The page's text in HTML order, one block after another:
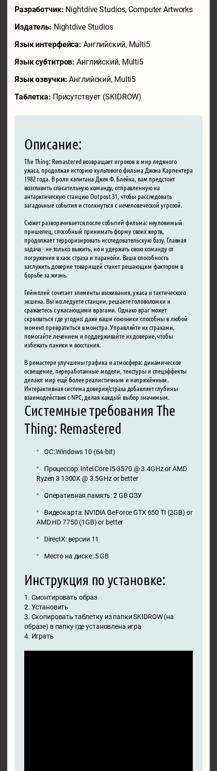
Разработчик: Nightdive Studios, Computer Artworks
Издатель: Nightdive Studios
Язык интерфейса: Английский, Multi5
Язык субтитров:Английский, Multi5
Язык озвучки:Английский, Multi5
Таблетка: Присутствует (SKIDROW)
Описание:
The Thing: Remastered возвращает игроков в мир ледяного
ужаса, продолжая историю культового фильма Джона Карпентера
1982 года. В роли капитана Джея Ф. Блейка, вам предстоит
возглавить спасательную команду, отправленную на
антарктическую станцию Outpost 31, чтобы расследовать
загадочные события и столкнуться с нечеловеческой угрозой.
Сюжет разворачивается после событий фильма: неуловимый
пришелец, способный принимать форму своих жертв,
продолжает терроризировать исследовательскую базу. Главная
задача - не только выжить, но и удержать свою команду от
погружения в хаос страха и паранойи. Ваша способность
заслужить доверие товарищей станет решающим фактором в
борьбе за жизнь.
Геймплей сочетает элементы выживания, ужаса и тактического
экшена. Вы исследуете станции, решаете головоломки и
сражаетесь с ужасающими врагами. Однако враг может
скрываться где угодно: даже ваши союзники способны в любой
момент превратиться в монстра. Управляйте их страхами,
помогайте лечением и поддерживайте их доверие, чтобы
избежать паники и восстания.
В ремастере улучшены графика и атмосфера: динамическое
освещение, переработанные модели, текстуры и спецэффекты
делают мир ещё более реалистичным и напряжённым.
Интерактивная система доверия/страха добавляет глубины
взаимодействия с NPC, делая каждый выбор значимым.
Системные требования The
Thing: Remastered
ОС: Windows 10 (64-bit)
Процессор: Intel Core i5-3570 @ 3.4GHz or AMD
Ryzen 3 1300X @ 3.5GHz or better
Оперативная память: 2 GB ОЗУ
Видеокарта: NVIDIA GeForce GTX 650 TI (2GB) or
AMD HD 7750 (1GB) or better
DirectX: версии 11
Место на диске: 5 GB
Инструкция по установке:
1. Смонтировать образ
2. Установить
3. Скопировать таблетку из папки SKIDROW (на
образе) в папку где установлена игра
4. Играть